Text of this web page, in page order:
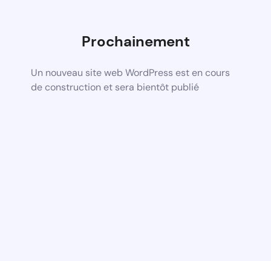
Prochainement
Un nouveau site web WordPress est en cours
de construction et sera bientôt publié